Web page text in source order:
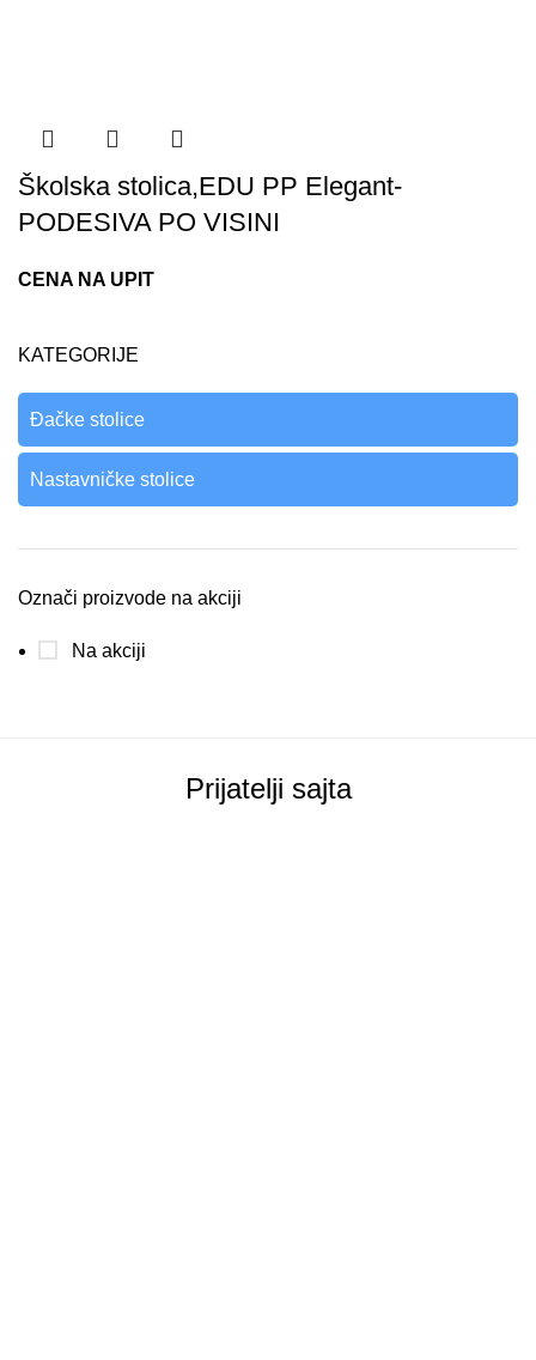
KATEGORIJE
Đačke stolice
Nastavničke stolice
Označi proizvode na akciji
Na akciji
Školska stolica,EDU PP Elegant-
PODESIVA PO VISINI
CENA NA UPIT
Prijatelji sajta